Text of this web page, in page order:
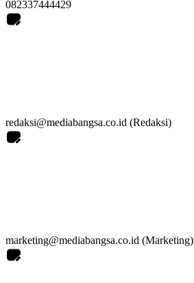
082337444429
redaksi@mediabangsa.co.id (Redaksi)
marketing@mediabangsa.co.id (Marketing)